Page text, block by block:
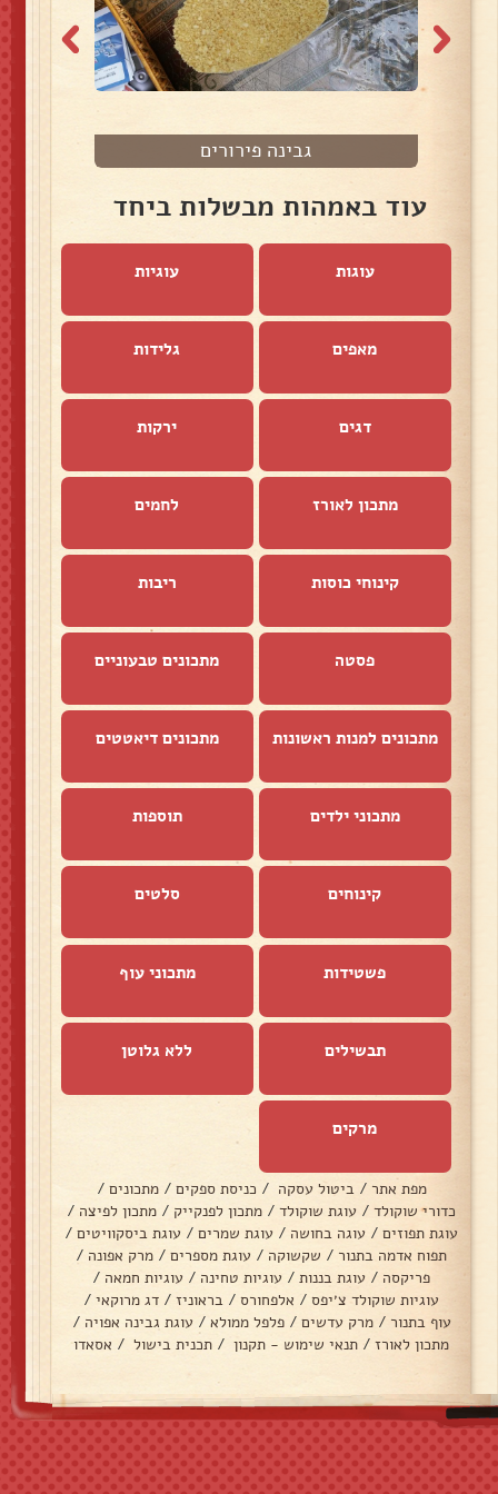
גבינה פירורים
עוד באמהות מבשלות ביחד
עוגות עוגיות
מאפים גלידות
דגים ירקות
מתכון לאורז לחמים
קינוחי כוסות ריבות
פסטה מתכונים טבעוניים
מתכונים למנות ראשונות מתכונים דיאטטים
מתכוני ילדים תוספות
קינוחים סלטים
פשטידות מתכוני עוף
תבשילים ללא גלוטן
מרקים
מפת אתר / ביטול עסקה / כניסת ספקים / מתכונים /
כדורי שוקולד / עוגת שוקולד / מתכון לפנקייק / מתכון לפיצה /
עוגת תפוזים / עוגה בחושה / עוגת שמרים / עוגת ביסקוויטים /
תפוח אדמה בתנור / שקשוקה / עוגת מספרים / מרק אפונה /
פריקסה / עוגת בננות / עוגיות טחינה / עוגיות חמאה /
עוגיות שוקולד צ׳יפס / אלפחורס / בראוניז / דג מרוקאי /
עוף בתנור / מרק עדשים / פלפל ממולא / עוגת גבינה אפויה /
מתכון לאורז / תנאי שימוש - תקנון / תכנית בישול / אסאדו